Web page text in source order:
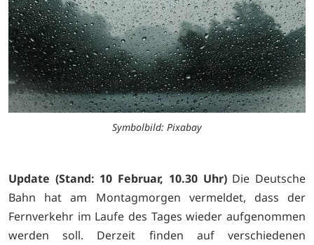
Symbolbild: Pixabay
Update (Stand: 10 Februar, 10.30 Uhr)Die Deutsche
Bahn hat am Montagmorgen vermeldet, dass der
Fernverkehr im Laufe des Tages wieder aufgenommen
werden soll. Derzeit finden auf verschiedenen